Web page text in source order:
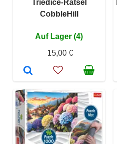
Triediče-Rätsel
CobbleHill
Auf Lager (4)
15,00 €